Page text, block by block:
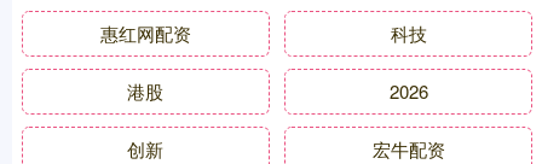
惠红网配资 科技
港股 2026
创新 宏牛配资